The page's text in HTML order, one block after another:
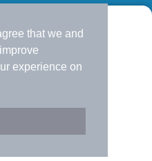
that we and
experience on
くなった
探ししませんか？
で物件検索
Co., Ltd.